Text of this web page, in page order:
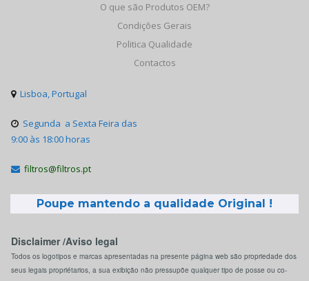
O que são Produtos OEM?
Condições Gerais
Politica Qualidade
Contactos
 Lisboa, Portugal
 Segunda a Sexta Feira das
9:00 às 18:00 horas
 filtros@filtros.pt
Poupe mantendo a qualidade Original !
Disclaimer /Aviso legal
Todos os logotipos e marcas apresentadas na presente página web são propriedade dos
seus legais propriétarios, a sua exibição não pressupõe qualquer tipo de posse ou co-